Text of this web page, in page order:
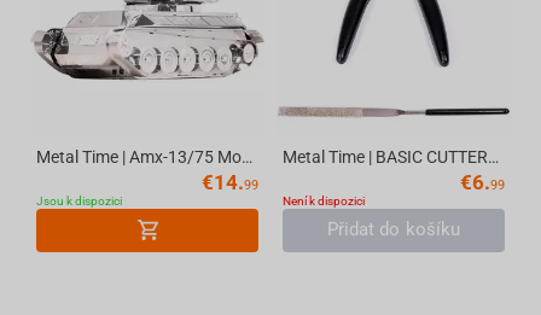
Metal Time | Amx-13/75 Model Constructor Kit, 56 parts | World Of Tanks
€14.99
Jsou k dispozici
Metal Time | BASIC CUTTERS TOOLKIT (CTRS-2)
€6.99
Není k dispozici
Přidat do košíku